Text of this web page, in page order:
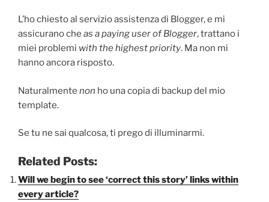
L’ho chiesto al servizio assistenza di Blogger, e mi
assicurano che as a paying user of Blogger, trattano i
miei problemi with the highest priority. Ma non mi
hanno ancora risposto.
Naturalmente non ho una copia di backup del mio
template.
Se tu ne sai qualcosa, ti prego di illuminarmi.
Related Posts:
Will we begin to see ‘correct this story’ links within
every article?